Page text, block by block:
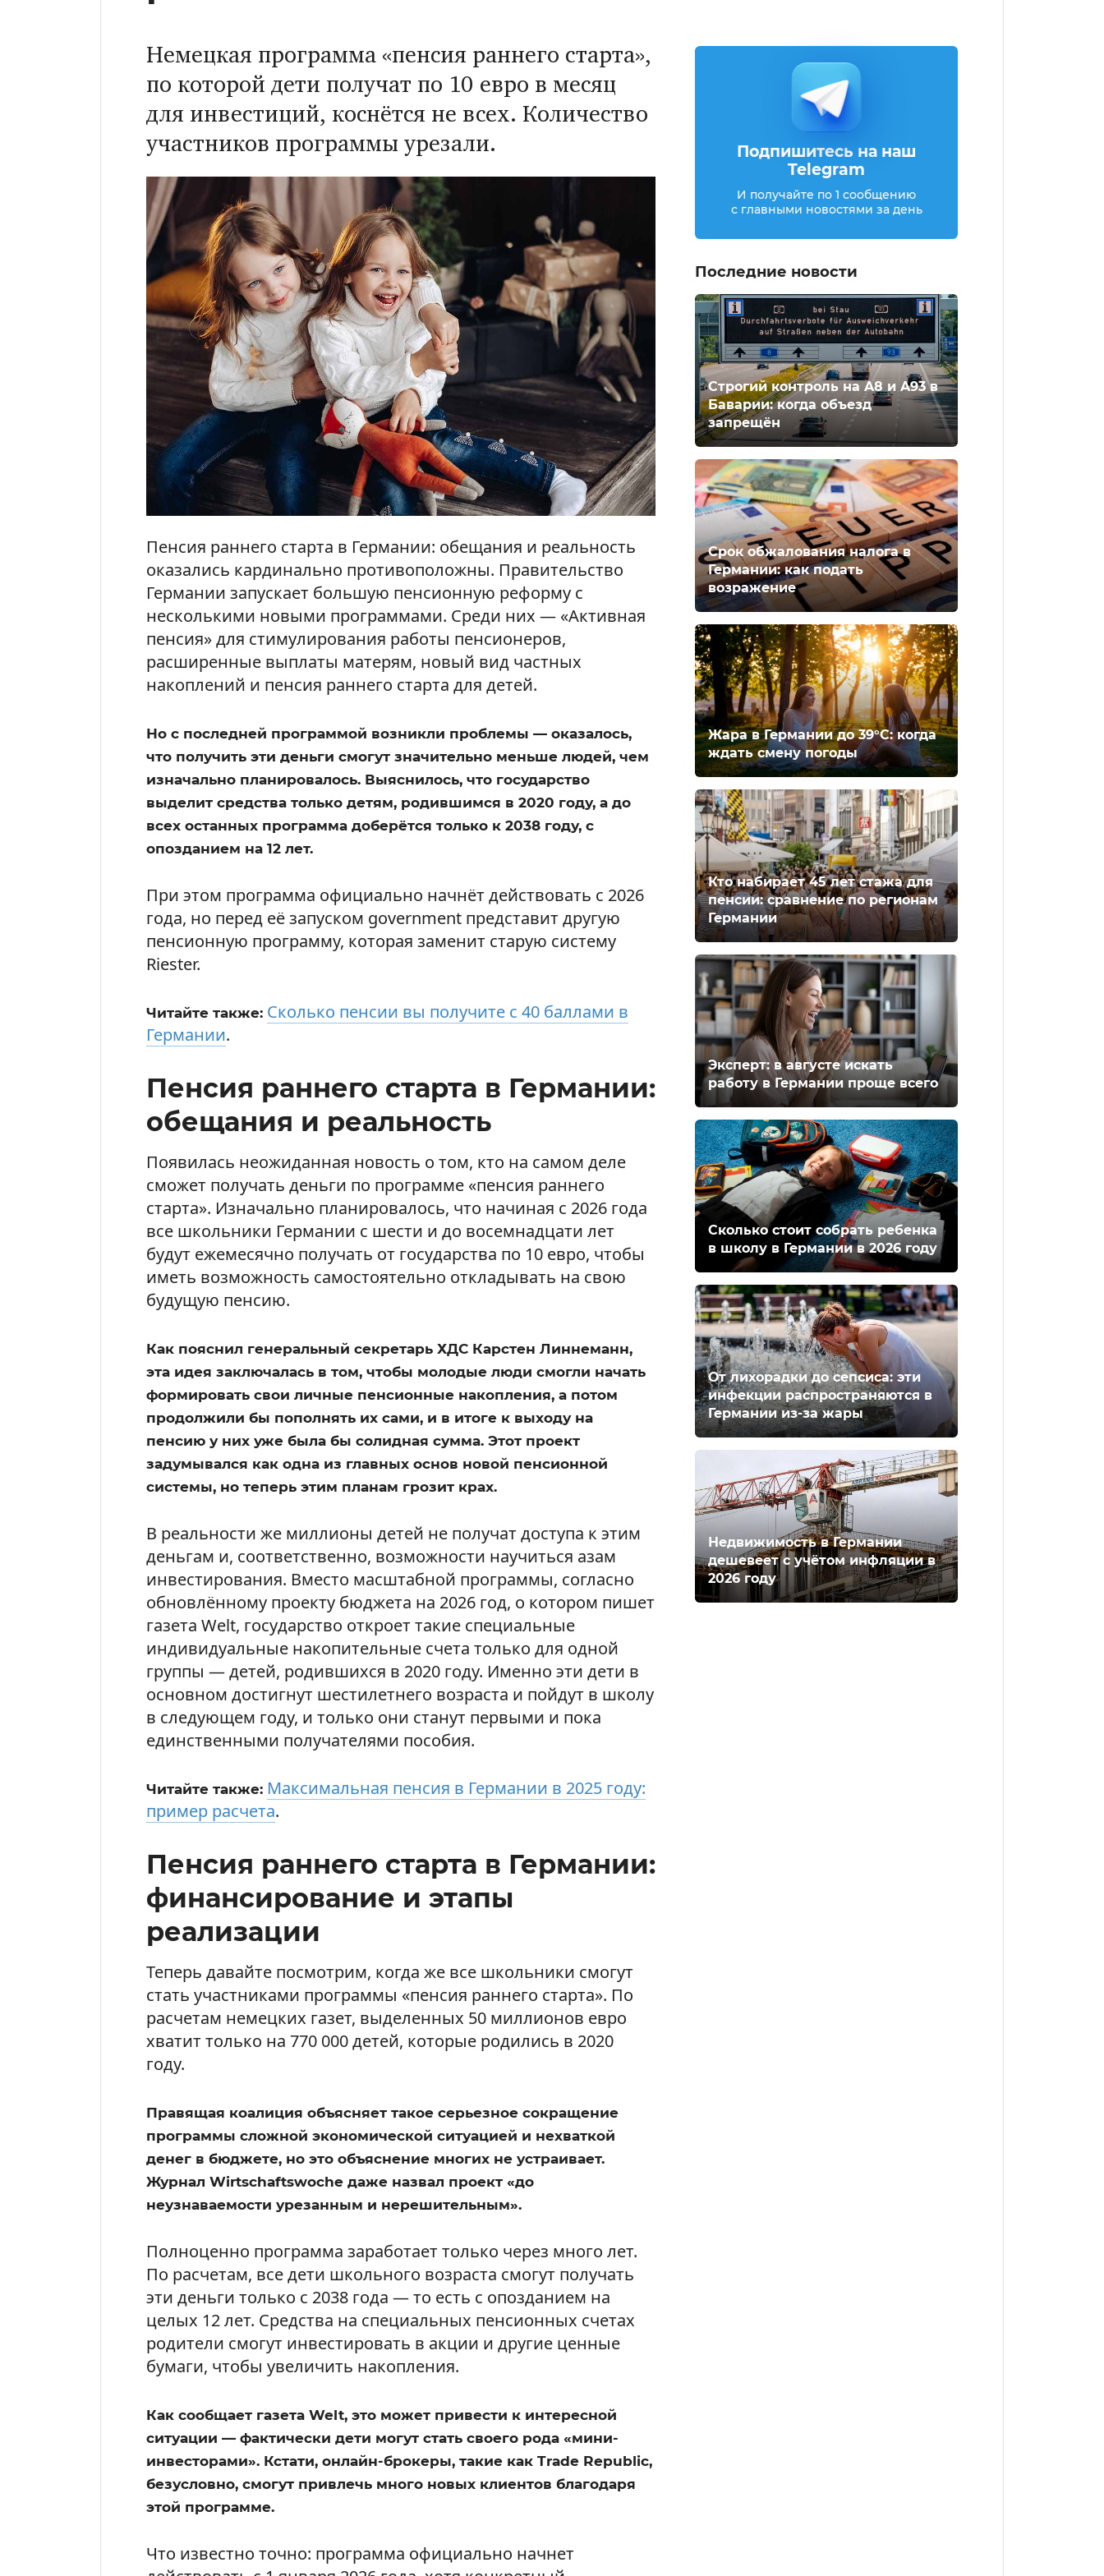
Немецкая программа «пенсия раннего старта»,
по которой дети получат по 10 евро в месяц
для инвестиций, коснётся не всех. Количество
участников программы урезали.
Пенсия раннего старта в Германии: обещания и реальность
оказались кардинально противоположны. Правительство
Германии запускает большую пенсионную реформу с
несколькими новыми программами. Среди них — «Активная
пенсия» для стимулирования работы пенсионеров,
расширенные выплаты матерям, новый вид частных
накоплений и пенсия раннего старта для детей.
Но с последней программой возникли проблемы — оказалось,
что получить эти деньги смогут значительно меньше людей, чем
изначально планировалось. Выяснилось, что государство
выделит средства только детям, родившимся в 2020 году, а до
всех останных программа доберётся только к 2038 году, с
опозданием на 12 лет.
При этом программа официально начнёт действовать с 2026
года, но перед её запуском government представит другую
пенсионную программу, которая заменит старую систему
Riester.
Читайте также: Сколько пенсии вы получите с 40 баллами в
Германии.
Пенсия раннего старта в Германии:
обещания и реальность
Появилась неожиданная новость о том, кто на самом деле
сможет получать деньги по программе «пенсия раннего
старта». Изначально планировалось, что начиная с 2026 года
все школьники Германии с шести и до восемнадцати лет
будут ежемесячно получать от государства по 10 евро, чтобы
иметь возможность самостоятельно откладывать на свою
будущую пенсию.
Как пояснил генеральный секретарь ХДС Карстен Линнеманн,
эта идея заключалась в том, чтобы молодые люди смогли начать
формировать свои личные пенсионные накопления, а потом
продолжили бы пополнять их сами, и в итоге к выходу на
пенсию у них уже была бы солидная сумма. Этот проект
задумывался как одна из главных основ новой пенсионной
системы, но теперь этим планам грозит крах.
В реальности же миллионы детей не получат доступа к этим
деньгам и, соответственно, возможности научиться азам
инвестирования. Вместо масштабной программы, согласно
обновлённому проекту бюджета на 2026 год, о котором пишет
газета Welt, государство откроет такие специальные
индивидуальные накопительные счета только для одной
группы — детей, родившихся в 2020 году. Именно эти дети в
основном достигнут шестилетнего возраста и пойдут в школу
в следующем году, и только они станут первыми и пока
единственными получателями пособия.
Читайте также: Максимальная пенсия в Германии в 2025 году:
пример расчета.
Пенсия раннего старта в Германии:
финансирование и этапы
реализации
Теперь давайте посмотрим, когда же все школьники смогут
стать участниками программы «пенсия раннего старта». По
расчетам немецких газет, выделенных 50 миллионов евро
хватит только на 770 000 детей, которые родились в 2020
году.
Правящая коалиция объясняет такое серьезное сокращение
программы сложной экономической ситуацией и нехваткой
денег в бюджете, но это объяснение многих не устраивает.
Журнал Wirtschaftswoche даже назвал проект «до
неузнаваемости урезанным и нерешительным».
Полноценно программа заработает только через много лет.
По расчетам, все дети школьного возраста смогут получать
эти деньги только с 2038 года — то есть с опозданием на
целых 12 лет. Средства на специальных пенсионных счетах
родители смогут инвестировать в акции и другие ценные
бумаги, чтобы увеличить накопления.
Как сообщает газета Welt, это может привести к интересной
ситуации — фактически дети могут стать своего рода «мини-
инвесторами». Кстати, онлайн-брокеры, такие как Trade Republic,
безусловно, смогут привлечь много новых клиентов благодаря
этой программе.
Что известно точно: программа официально начнет
Подпишитесь на наш
Telegram
И получайте по 1 сообщению
с главными новостями за день
Последние новости
Строгий контроль на A8 и A93 в
Баварии: когда объезд
запрещён
Срок обжалования налога в
Германии: как подать
возражение
Жара в Германии до 39°C: когда
ждать смену погоды
Кто набирает 45 лет стажа для
пенсии: сравнение по регионам
Германии
Эксперт: в августе искать
работу в Германии проще всего
Сколько стоит собрать ребенка
в школу в Германии в 2026 году
От лихорадки до сепсиса: эти
инфекции распространяются в
Германии из-за жары
Недвижимость в Германии
дешевеет с учётом инфляции в
2026 году